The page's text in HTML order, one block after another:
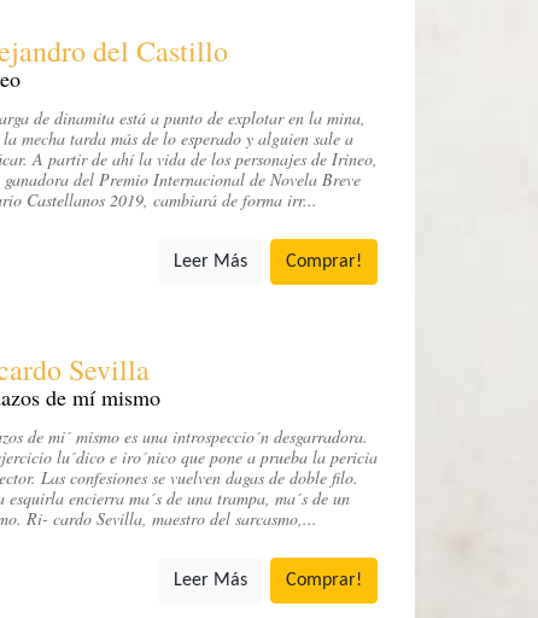
del Castillo
de dinamita está a punto de explotar en la mina,
mecha tarda más de lo esperado y alguien sale a
A partir de ahí la vida de los personajes de Irineo,
del Premio Internacional de Novela Breve
Castellanos 2019, cambiará de forma irr...
Leer Más Comprar!
Sevilla
de mí mismo
de mi´ mismo es una introspeccio´n desgarradora.
lu´dico e iro´nico que pone a prueba la pericia
Las confesiones se vuelven dagas de doble filo.
esquirla encierra ma´s de una trampa, ma´s de un
Ri- cardo Sevilla, maestro del sarcasmo,...
Leer Más Comprar!